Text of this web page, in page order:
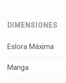
DIMENSIONES
Eslora Máxima
Manga